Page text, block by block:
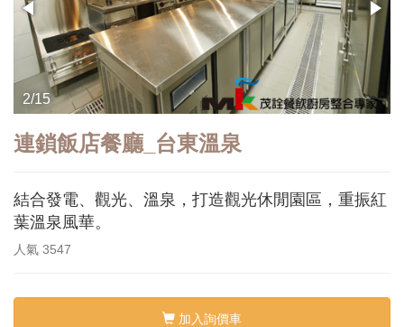
3/15
連鎖飯店餐廳_台東溫泉
結合發電、觀光、溫泉，打造觀光休閒園區，重振紅
葉溫泉風華。
人氣 3547
加入詢價車